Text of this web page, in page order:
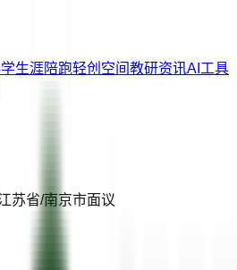
生涯陪跑轻创空间教研资讯AI工具
苏省/南京市面议